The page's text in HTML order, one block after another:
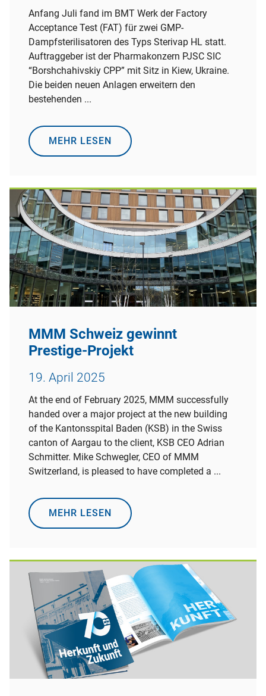
Anfang Juli fand im BMT Werk der Factory
Acceptance Test (FAT) für zwei GMP-
Dampfsterilisatoren des Typs Sterivap HL statt.
Auftraggeber ist der Pharmakonzern PJSC SIC
“Borshchahivskiy CPP” mit Sitz in Kiew, Ukraine.
Die beiden neuen Anlagen erweitern den
bestehenden ...
MEHR LESEN
MMM Schweiz gewinnt
Prestige-Projekt
19. April 2025
At the end of February 2025, MMM successfully
handed over a major project at the new building
of the Kantonsspital Baden (KSB) in the Swiss
canton of Aargau to the client, KSB CEO Adrian
Schmitter. Mike Schwegler, CEO of MMM
Switzerland, is pleased to have completed a ...
MEHR LESEN